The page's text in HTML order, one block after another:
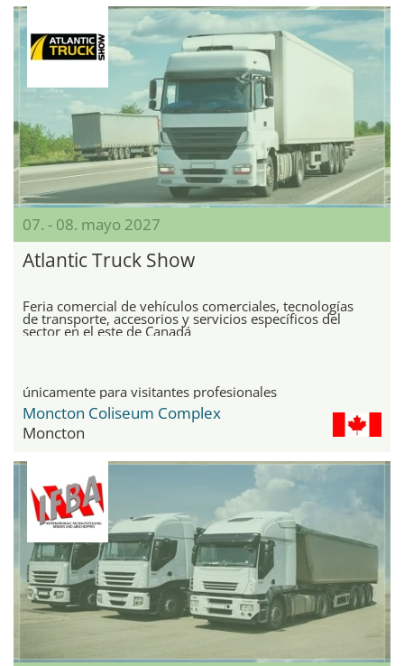
07. - 08. mayo 2027
Atlantic Truck Show
Feria comercial de vehículos comerciales, tecnologías
de transporte, accesorios y servicios específicos del
sector en el este de Canadá
únicamente para visitantes profesionales
Moncton Coliseum Complex
Moncton